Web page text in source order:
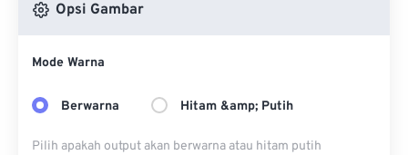
Opsi Gambar
Mode Warna
Berwarna Hitam &amp; Putih
Pilih apakah output akan berwarna atau hitam putih